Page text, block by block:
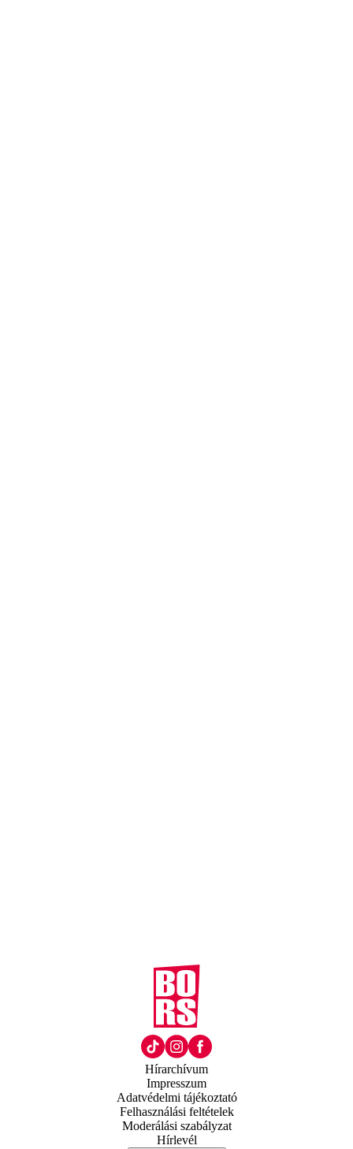
Hírarchívum
Impresszum
Adatvédelmi tájékoztató
Felhasználási feltételek
Moderálási szabályzat
Hírlevél